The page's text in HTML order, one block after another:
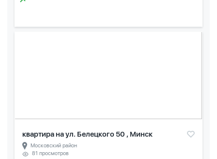
квартира на ул. Белецкого 50 , Минск
Московский район
81 просмотров